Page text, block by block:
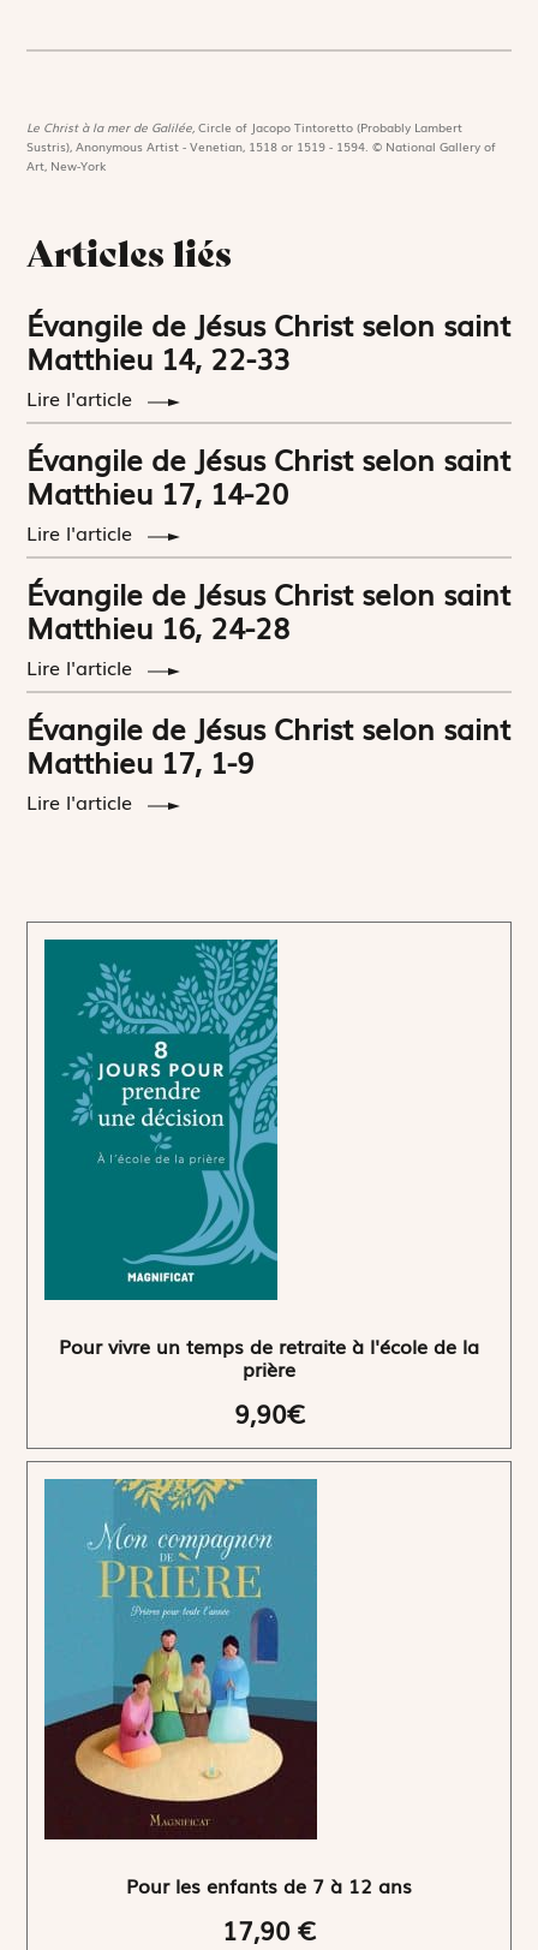
Le Christ à la mer de Galilée,Circle of Jacopo Tintoretto (Probably Lambert
Sustris), Anonymous Artist - Venetian, 1518 or 1519 - 1594. © National Gallery of
Art, New-York
Articles liés
Évangile de Jésus Christ selon saint
Matthieu 14, 22-33
Lire l'article
Évangile de Jésus Christ selon saint
Matthieu 17, 14-20
Lire l'article
Évangile de Jésus Christ selon saint
Matthieu 16, 24-28
Lire l'article
Évangile de Jésus Christ selon saint
Matthieu 17, 1-9
Lire l'article
Pour vivre un temps de retraite à l'école de la
prière
9,90€
Pour les enfants de 7 à 12 ans
17,90 €